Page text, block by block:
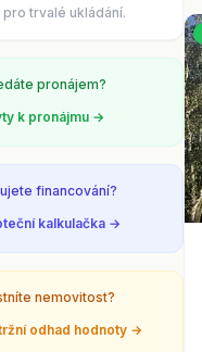
pro trvalé ukládání.
pronájem?
k pronájmu →
financování?
kalkulačka →
nemovitost?
odhad hodnoty →